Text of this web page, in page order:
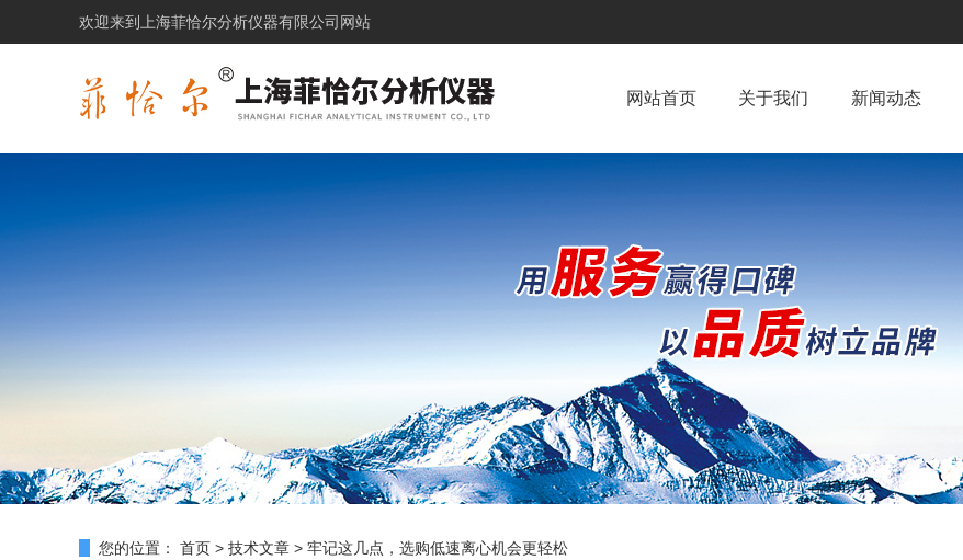
欢迎来到上海菲恰尔分析仪器有限公司网站
网站首页 关于我们 新闻动态
您的位置： 首页 > 技术文章 > 牢记这几点，选购低速离心机会更轻松